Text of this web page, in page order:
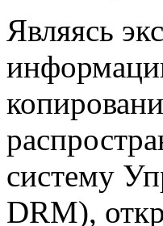
Являясь
систему
DRM),